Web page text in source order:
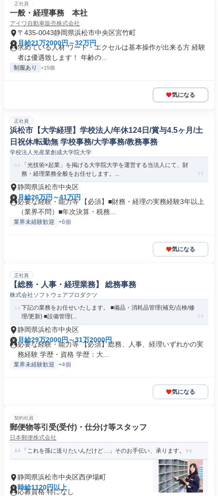
正社員
一般・経理事務 本社
アイワ自動車販売株式会社
〒435-0043静岡県浜松市中央区宮竹町
月給21万2000円～32万円
求めている人材 ワード・エクセルは基本操作が出来る方 経験
者は優遇致します！ 年齢の...
制服あり +15個
気になる
正社員
浜松市【大学経理】学校法人/年休124日/賞与4.5ヶ月/土
日祝休/転勤無 学校事務/大学事務/教務事務
学校法人光産業創成大学院大学
「光技術×起業」を掲げる大学院大学を運営する当法人にて、財
務・経理業務全般をお任せします。...
静岡県浜松市中央区
月給26万円～41万円
必要な経験・能力等 【必須】■財務・経理の実務経験3年以上
（業界不問）■年次決算・税務...
業界未経験歓迎 +6個
気になる
正社員
【総務・人事・経理業務】 総務事務
株式会社ソフトウェアプロダクツ
下記の業務をお任せいたします。 ■備品・消耗品管理(補充/点検/修
理/更新) ■設備管理(...
静岡県浜松市中央区
月給29万2000円～31万2000円
必要な経験・能力等 【必須】総務、人事、経理いずれかの実
務経験 学歴・資格 学歴：大...
業界未経験歓迎 +4個
気になる
契約社員
郵便物等引受(受付)・仕分け等スタッフ
日本郵便株式会社
「これを孫に送りたいんだけど…」そのお手伝い、承ります。
静岡県浜松市中央区西伊場町
時給1120円以上
応募資格 特になし